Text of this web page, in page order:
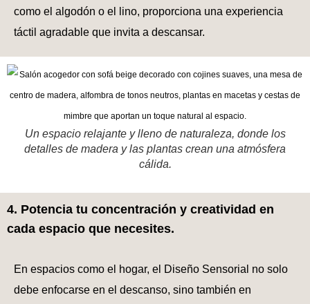
como el algodón o el lino, proporciona una experiencia
táctil agradable que invita a descansar.
Un espacio relajante y lleno de naturaleza, donde los
detalles de madera y las plantas crean una atmósfera
cálida.
4. Potencia tu concentración y creatividad en
cada espacio que necesites.
En espacios como el hogar, el Diseño Sensorial no solo
debe enfocarse en el descanso, sino también en